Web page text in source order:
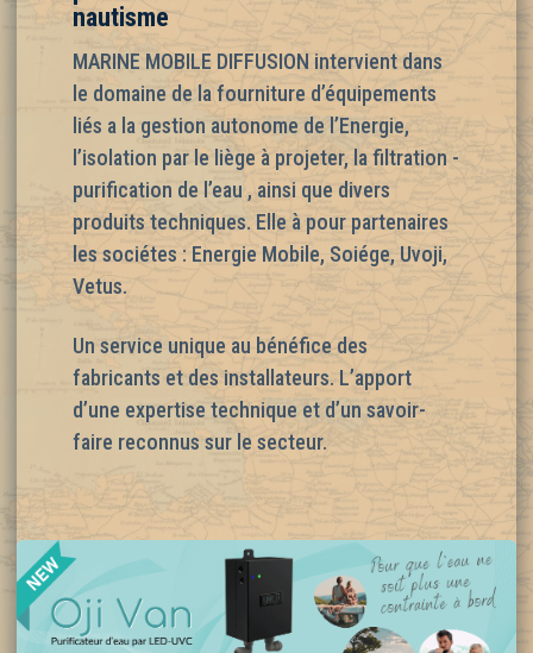
nautisme
MARINE MOBILE DIFFUSION intervient dans
le domaine de la fourniture d’équipements
liés a la gestion autonome de l’Energie,
l’isolation par le liège à projeter, la filtration -
purification de l’eau , ainsi que divers
produits techniques. Elle à pour partenaires
les sociétes : Energie Mobile, Soiége, Uvoji,
Vetus.
Un service unique au bénéfice des
fabricants et des installateurs. L’apport
d’une expertise technique et d’un savoir-
faire reconnus sur le secteur.